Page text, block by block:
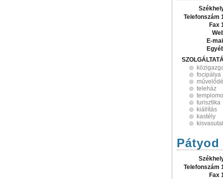
Telefonszám
Fax
E-
focipálya
teleház
turisztika
kiállítás
kastély
Pátyod
Telefonszám
Fax